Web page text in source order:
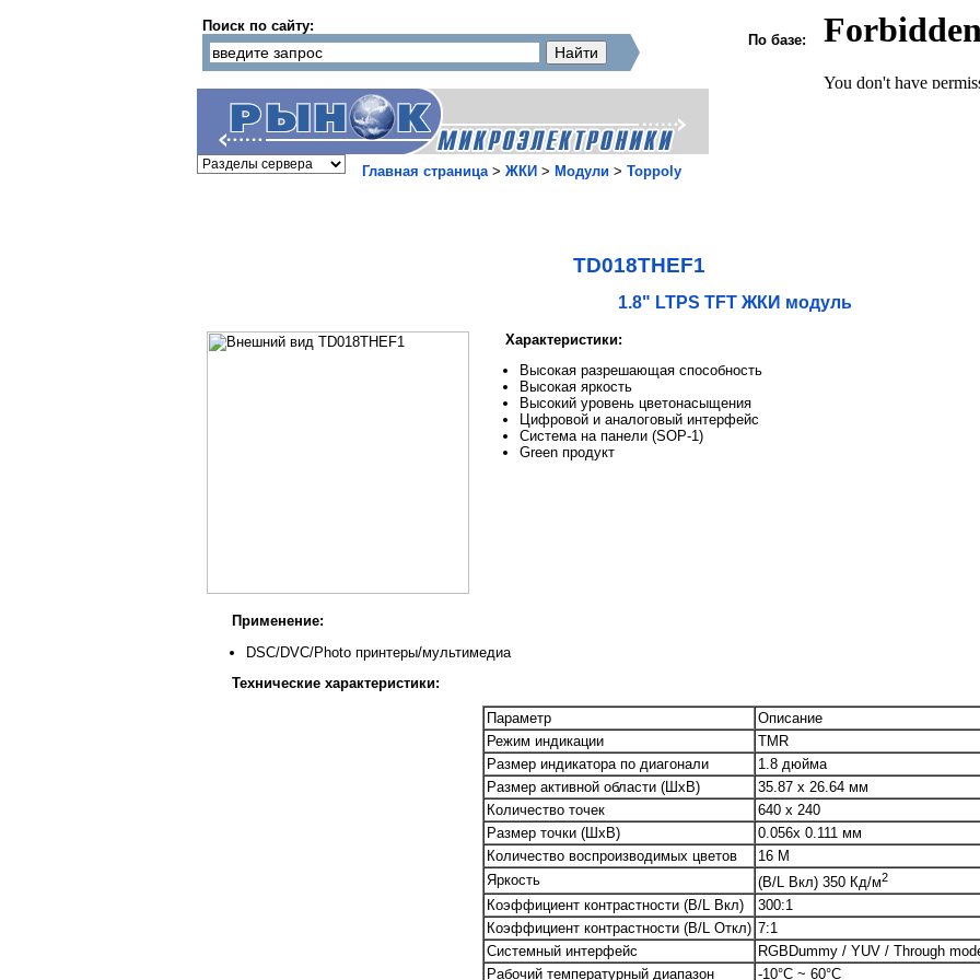
Поиск по сайту:
По базе:
Главная страница> ЖКИ > Модули > Toppoly
TD018THEF1
1.8" LTPS TFT ЖКИ модуль
Характеристики:
Высокая разрешающая способность
Высокая яркость
Высокий уровень цветонасыщения
Цифровой и аналоговый интерфейс
Система на панели (SOP-1)
Green продукт
Применение:
DSC/DVC/Photo принтеры/мультимедиа
Технические характеристики:
Параметр
Описание
Режим индикации
TMR
Размер индикатора по диагонали
1.8 дюйма
Размер активной области (ШxВ)
35.87 x 26.64 мм
Количество точек
640 x 240
Размер точки (ШxВ)
0.056x 0.111 мм
Количество воспроизводимых цветов
16 M
Яркость
(B/L Вкл) 350 Кд/м2
Коэффициент контрастности (B/L Вкл)
300:1
Коэффициент контрастности (B/L Откл) 7:1
Системный интерфейс
RGBDummy / YUV / Through
Рабочий температурный диапазон
-10°С ~ 60°С